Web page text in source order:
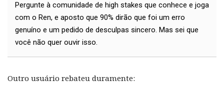
Pergunte à comunidade de high stakes que conhece e joga
com o Ren, e aposto que 90% dirão que foi um erro
genuíno e um pedido de desculpas sincero. Mas sei que
você não quer ouvir isso.
Outro usuário rebateu duramente: